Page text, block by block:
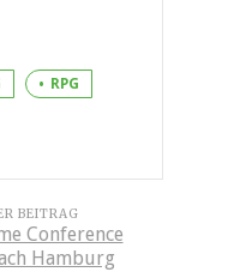
RPG
BEITRAG
Conference
Hamburg